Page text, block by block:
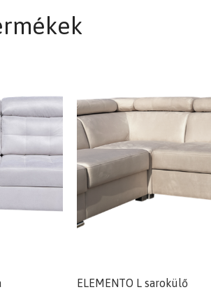
ELEMENTO L sarokülő